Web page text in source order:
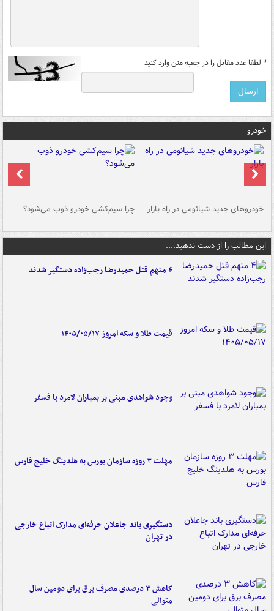
* لطفا عدد مقابل را در جعبه متن وارد کنید
خودرو
خودروهای جدید شیائومی در راه بازار چرا سیم‌کشی خودرو ذوب می‌شود؟
این مطالب را از دست ندهید....
۴ متهم قتل حمیدرضا رجب‌زاده دستگیر شدند
قیمت طلا و سکه امروز ۱۴۰۵/۰۵/۱۷
وجود شواهدی مبنی بر بمباران لامرد با فسفر
مهلت ۳ روزه سازمان بورس به هلدینگ خلیج فارس
دستگیری باند جاعلان حرفه‌ای مدارک اتباع خارجی
در تهران
کاهش ۳ درصدی مصرف برق برای دومین سال
متوالی